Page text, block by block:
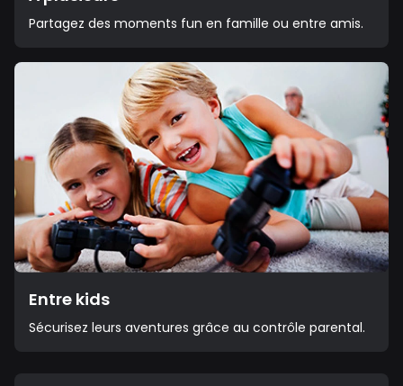
Partagez des moments fun en famille ou entre amis.
Entre kids
Sécurisez leurs aventures grâce au contrôle parental.